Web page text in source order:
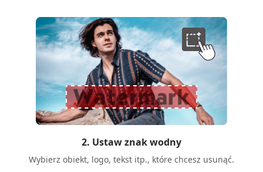
2. Ustaw znak wodny
Wybierz obiekt, logo, tekst itp., które chcesz usunąć.